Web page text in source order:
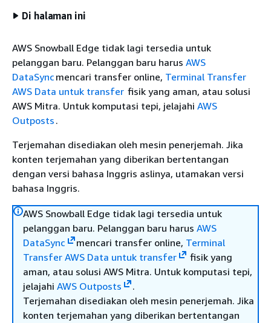
Di halaman ini
AWS Snowball Edge tidak lagi tersedia untuk
pelanggan baru. Pelanggan baru harus AWS
DataSync mencari transfer online, Terminal Transfer
AWS Data untuk transfer fisik yang aman, atau solusi
AWS Mitra. Untuk komputasi tepi, jelajahi AWS
Outposts .
Terjemahan disediakan oleh mesin penerjemah. Jika
konten terjemahan yang diberikan bertentangan
dengan versi bahasa Inggris aslinya, utamakan versi
bahasa Inggris.
AWS Snowball Edge tidak lagi tersedia untuk
pelanggan baru. Pelanggan baru harus AWS
DataSync
mencari transfer online, Terminal
Transfer AWS Data untuk transfer
fisik yang
aman, atau solusi AWS Mitra. Untuk komputasi tepi,
jelajahi AWS Outposts
.
Terjemahan disediakan oleh mesin penerjemah. Jika
konten terjemahan yang diberikan bertentangan